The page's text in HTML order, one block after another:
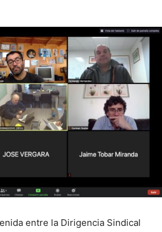
entre la Dirigencia Sindical